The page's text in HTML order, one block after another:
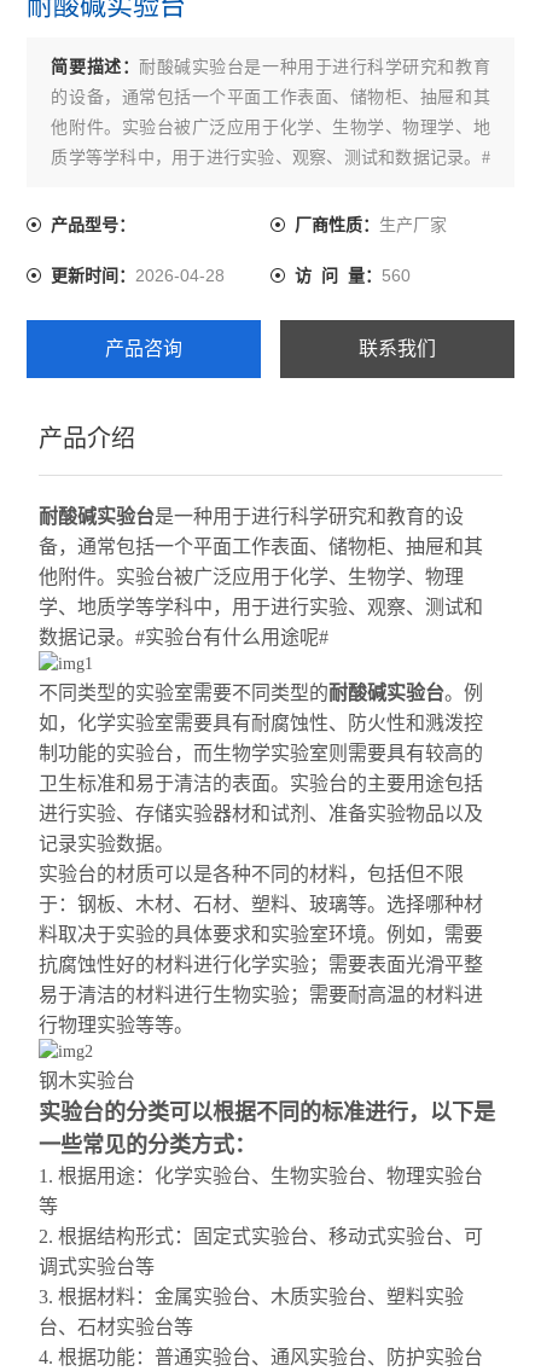
简要描述： 耐酸碱实验台是一种用于进行科学研究和教育
的设备，通常包括一个平面工作表面、储物柜、抽屉和其
他附件。实验台被广泛应用于化学、生物学、物理学、地
质学等学科中，用于进行实验、观察、测试和数据记录。#
产品型号： 厂商性质： 生产厂家
更新时间：2026-04-28 访 问 量： 560
产品咨询 联系我们
产品介绍
耐酸碱实验台是一种用于进行科学研究和教育的设
备，通常包括一个平面工作表面、储物柜、抽屉和其
他附件。实验台被广泛应用于化学、生物学、物理
学、地质学等学科中，用于进行实验、观察、测试和
数据记录。#实验台有什么用途呢#
不同类型的实验室需要不同类型的耐酸碱实验台。例
如，化学实验室需要具有耐腐蚀性、防火性和溅泼控
制功能的实验台，而生物学实验室则需要具有较高的
卫生标准和易于清洁的表面。实验台的主要用途包括
进行实验、存储实验器材和试剂、准备实验物品以及
记录实验数据。
实验台的材质可以是各种不同的材料，包括但不限
于：钢板、木材、石材、塑料、玻璃等。选择哪种材
料取决于实验的具体要求和实验室环境。例如，需要
抗腐蚀性好的材料进行化学实验；需要表面光滑平整
易于清洁的材料进行生物实验；需要耐高温的材料进
行物理实验等等。
钢木实验台
实验台的分类可以根据不同的标准进行，以下是
一些常见的分类方式：
1. 根据用途：化学实验台、生物实验台、物理实验台
等
2. 根据结构形式：固定式实验台、移动式实验台、可
调式实验台等
3. 根据材料：金属实验台、木质实验台、塑料实验
台、石材实验台等
4. 根据功能：普通实验台、通风实验台、防护实验台